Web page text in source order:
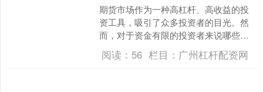
期货市场作为一种高杠杆、高收益的投
资工具，吸引了众多投资者的目光。然
而，对于资金有限的投资者来说哪些股
票配过股哪些股票配过股，期货配资无
疑是一个绝佳的选择。期货....
阅读： 56 栏目： 广州杠杆配资网